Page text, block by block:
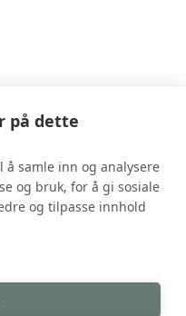
på dette
samle inn og analysere
og bruk, for å gi sosiale
og tilpasse innhold